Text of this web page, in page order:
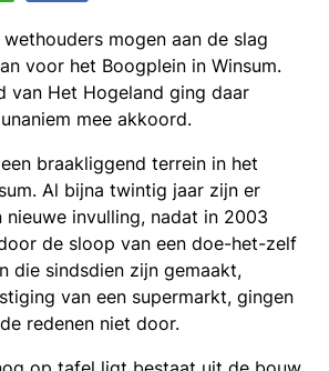
mogen aan de slag
voor het Boogplein in Winsum.
van Het Hogeland ging daar
mee akkoord.
braakliggend terrein in het
Al bijna twintig jaar zijn er
nieuwe invulling, nadat in 2003
de sloop van een doe-het-zelf
die sindsdien zijn gemaakt,
van een supermarkt, gingen
redenen niet door.